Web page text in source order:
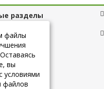
разделы
10-60
файлы
вы
условиями
файлов